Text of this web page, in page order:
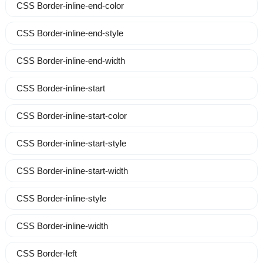
CSS Border-inline-end-color
CSS Border-inline-end-style
CSS Border-inline-end-width
CSS Border-inline-start
CSS Border-inline-start-color
CSS Border-inline-start-style
CSS Border-inline-start-width
CSS Border-inline-style
CSS Border-inline-width
CSS Border-left